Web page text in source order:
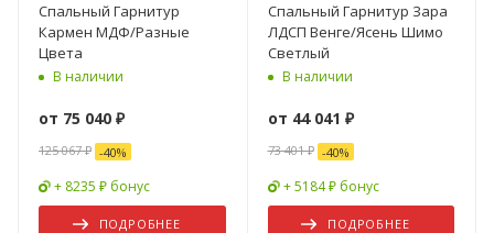
Спальный Гарнитур
Кармен МДФ/Разные
Цвета
В наличии
от 75 040 ₽
125 067 ₽ -40%
+ 8235 ₽ бонус
ПОДРОБНЕЕ
Спальный Гарнитур Зара
ЛДСП Венге/Ясень Шимо
Светлый
В наличии
от 44 041 ₽
73 401 ₽ -40%
+ 5184 ₽ бонус
ПОДРОБНЕЕ